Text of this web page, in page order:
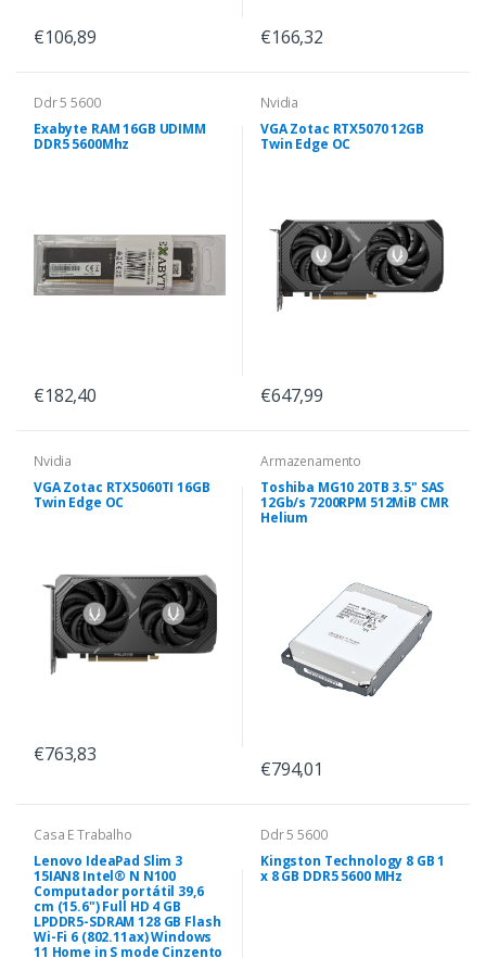
€106,89 €166,32
Ddr 5 5600
Exabyte RAM 16GB UDIMM
DDR5 5600Mhz
€182,40
Nvidia
VGA Zotac RTX5070 12GB
Twin Edge OC
€647,99
Nvidia
VGA Zotac RTX5060TI 16GB
Twin Edge OC
€763,83
Armazenamento
Toshiba MG10 20TB 3.5" SAS
12Gb/s 7200RPM 512MiB CMR
Helium
€794,01
Casa E Trabalho
Lenovo IdeaPad Slim 3
15IAN8 Intel® N N100
Computador portátil 39,6
cm (15.6") Full HD 4 GB
LPDDR5-SDRAM 128 GB Flash
Wi-Fi 6 (802.11ax) Windows
11 Home in S mode Cinzento
Ddr 5 5600
Kingston Technology 8 GB 1
x 8 GB DDR5 5600 MHz